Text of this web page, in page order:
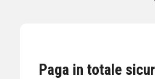
Paga in totale